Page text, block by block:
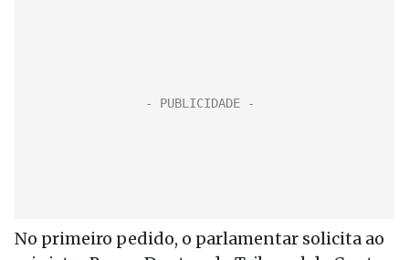
No primeiro pedido, o parlamentar solicita ao